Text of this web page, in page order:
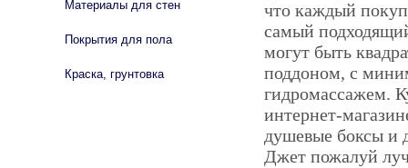
что каждый
самый
могут быть
поддоном, с
гидромассажем.
интернет-
душевые боксы и
Джет пожалуй
Материалы для стен
Покрытия для пола
Краска, грунтовка